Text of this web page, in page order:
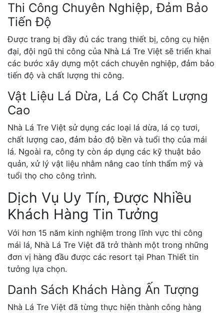
Thi Công Chuyên Nghiệp, Đảm Bảo
Tiến Độ
Được trang bị đầy đủ các trang thiết bị, công cụ hiện
đại, đội ngũ thi công của Nhà Lá Tre Việt sẽ triển khai
các bước xây dựng một cách chuyên nghiệp, đảm bảo
tiến độ và chất lượng thi công.
Vật Liệu Lá Dừa, Lá Cọ Chất Lượng
Cao
Nhà Lá Tre Việt sử dụng các loại lá dừa, lá cọ tươi,
chất lượng cao, đảm bảo độ bền và tuổi thọ của mái
lá. Ngoài ra, công ty còn áp dụng các kỹ thuật bảo
quản, xử lý vật liệu nhằm nâng cao tính thẩm mỹ và
tuổi thọ cho công trình.
Dịch Vụ Uy Tín, Được Nhiều
Khách Hàng Tin Tưởng
Với hơn 15 năm kinh nghiệm trong lĩnh vực thi công
mái lá, Nhà Lá Tre Việt đã trở thành một trong những
đơn vị hàng đầu được các resort tại Phan Thiết tin
tưởng lựa chọn.
Danh Sách Khách Hàng Ấn Tượng
Nhà Lá Tre Việt đã từng thực hiện thành công hàng